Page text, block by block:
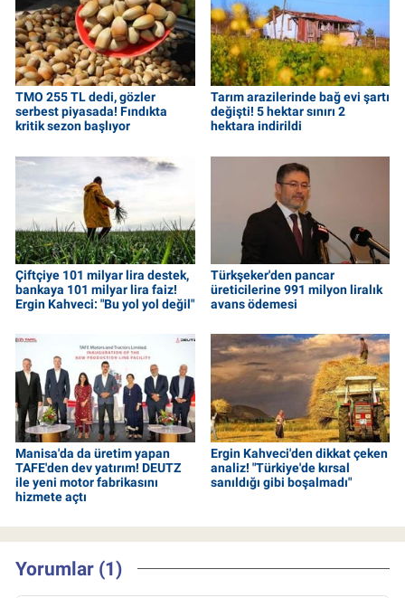
TMO 255 TL dedi, gözler
serbest piyasada! Fındıkta
kritik sezon başlıyor
Tarım arazilerinde bağ evi şartı
değişti! 5 hektar sınırı 2
hektara indirildi
Çiftçiye 101 milyar lira destek,
bankaya 101 milyar lira faiz!
Ergin Kahveci: "Bu yol yol değil"
Türkşeker'den pancar
üreticilerine 991 milyon liralık
avans ödemesi
Manisa'da da üretim yapan
TAFE'den dev yatırım! DEUTZ
ile yeni motor fabrikasını
hizmete açtı
Ergin Kahveci'den dikkat çeken
analiz! "Türkiye'de kırsal
sanıldığı gibi boşalmadı"
Yorumlar (1)